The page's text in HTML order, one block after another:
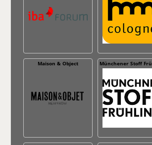
Maison & Object Münchener Stoff